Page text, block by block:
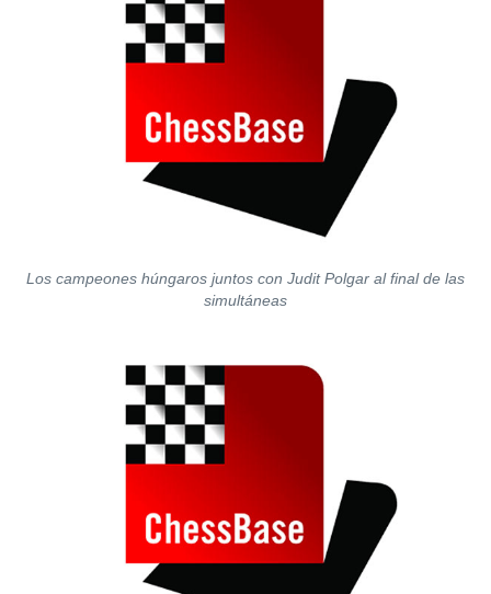
Los campeones húngaros juntos con Judit Polgar al final de las
simultáneas